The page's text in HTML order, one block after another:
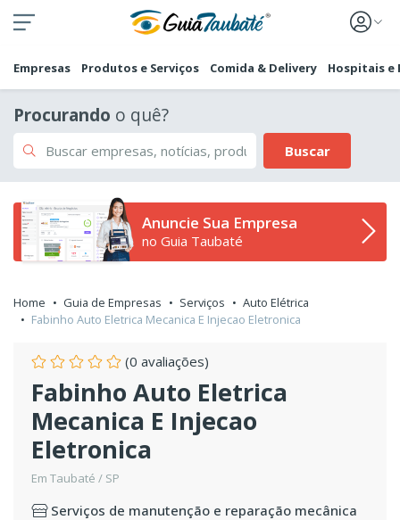
Empresas Produtos e Serviços Comida & Delivery Hospitais e
Procurando o quê?
Buscar
Anuncie Sua Empresa
no Guia Taubaté
Home Guia de Empresas Serviços
Auto Elétrica
Fabinho Auto Eletrica Mecanica E Injecao Eletronica
(0 avaliações)
Fabinho Auto Eletrica
Mecanica E Injecao
Eletronica
Em Taubaté / SP
Serviços de manutenção e reparação mecânica